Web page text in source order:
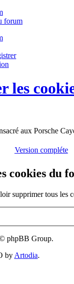
forum
les
aux Porsche
Version compléte
cookies du
supprimer tous les
phpBB Group.
by Artodia.